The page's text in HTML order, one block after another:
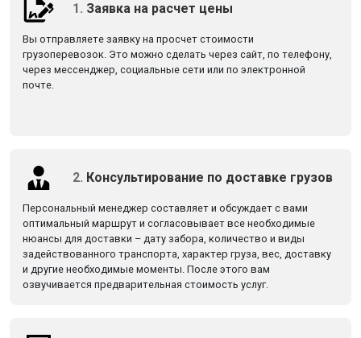
1. Заявка на расчет цены
Вы отправляете заявку на просчет стоимости
грузоперевозок. Это можно сделать через сайт, по телефону,
через мессенджер, социальные сети или по электронной
почте.
2. Консультирование по доставке грузов
Персональный менеджер составляет и обсуждает с вами
оптимальный маршрут и согласовывает все необходимые
нюансы для доставки – дату забора, количество и виды
задействованного транспорта, характер груза, вес, доставку
и другие необходимые моменты. После этого вам
озвучивается предварительная стоимость услуг.